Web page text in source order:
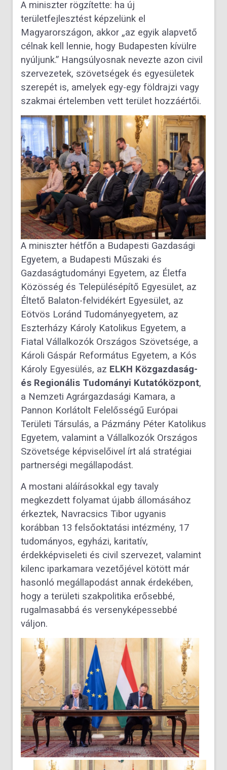
A miniszter rögzítette: ha új
területfejlesztést képzelünk el
Magyarországon, akkor „az egyik alapvető
célnak kell lennie, hogy Budapesten kívülre
nyúljunk.” Hangsúlyosnak nevezte azon civil
szervezetek, szövetségek és egyesületek
szerepét is, amelyek egy-egy földrajzi vagy
szakmai értelemben vett terület hozzáértői.
A miniszter hétfőn a Budapesti Gazdasági
Egyetem, a Budapesti Műszaki és
Gazdaságtudományi Egyetem, az Életfa
Közösség és Településépítő Egyesület, az
Éltető Balaton-felvidékért Egyesület, az
Eötvös Loránd Tudományegyetem, az
Eszterházy Károly Katolikus Egyetem, a
Fiatal Vállalkozók Országos Szövetsége, a
Károli Gáspár Református Egyetem, a Kós
Károly Egyesülés, az ELKH Közgazdaság-
és Regionális Tudományi Kutatóközpont,
a Nemzeti Agrárgazdasági Kamara, a
Pannon Korlátolt Felelősségű Európai
Területi Társulás, a Pázmány Péter Katolikus
Egyetem, valamint a Vállalkozók Országos
Szövetsége képviselőivel írt alá stratégiai
partnerségi megállapodást.
A mostani aláírásokkal egy tavaly
megkezdett folyamat újabb állomásához
érkeztek, Navracsics Tibor ugyanis
korábban 13 felsőoktatási intézmény, 17
tudományos, egyházi, karitatív,
érdekképviseleti és civil szervezet, valamint
kilenc iparkamara vezetőjével kötött már
hasonló megállapodást annak érdekében,
hogy a területi szakpolitika erősebbé,
rugalmasabbá és versenyképessebbé
váljon.